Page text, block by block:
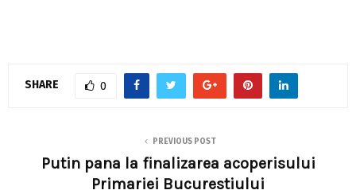
SHARE 0
PREVIOUS POST
Putin pana la finalizarea acoperisului
Primariei Bucurestiului